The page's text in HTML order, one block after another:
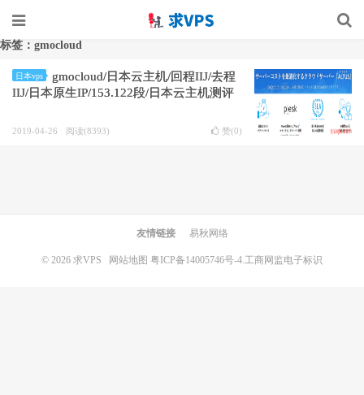
标签：gmocloud
日本vps
gmocloud/日本云主机/回程IIJ/去程
IIJ/日本原生IP/153.122段/日本云主机测评
2019-04-26 阅读(8393) 赞(0)
友情链接 易秋网络
© 2026 求VPS 网站地图 粤ICP备14005746号-4.工商网监电子标识